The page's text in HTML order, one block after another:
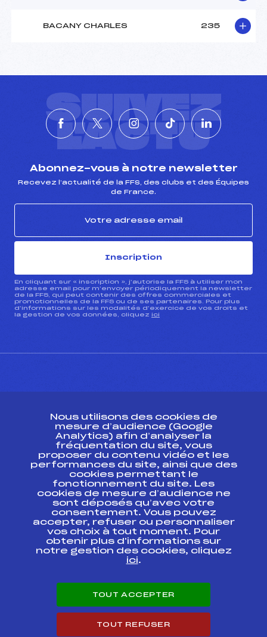
BACANY CHARLES 235
SUIVEZ
L'ACTU
Abonnez-vous à notre newsletter
Recevez l’actualité de la FFS, des clubs et des Équipes
de France.
Inscription
En cliquant sur « inscription », j’autorise la FFS à utiliser mon
adresse email pour m’envoyer périodiquement la newsletter
de la FFS, qui peut contenir des offres commerciales et
promotionnelles de la FFS ou de ses partenaires. Pour plus
d’informations sur les modalités d’exercice de vos droits et
la gestion de vos données, cliquez ici
Ressources
Pass’Neige
Projet sportif fédéral
Projet de performance fédéral
Antidopage
Pôle Développement, Formation, Suivi
Scientifique
Listes ministérielles
Pôle vie de l’athlète
Enseignement professionnel
Carrières
Nous utilisons des cookies de
mesure d’audience (Google
Analytics) afin d’analyser la
fréquentation du site, vous
proposer du contenu vidéo et les
performances du site, ainsi que des
cookies permettant le
fonctionnement du site. Les
cookies de mesure d’audience ne
sont déposés qu’avec votre
consentement. Vous pouvez
accepter, refuser ou personnaliser
vos choix à tout moment. Pour
obtenir plus d'informations sur
notre gestion des cookies, cliquez
ici.
TOUT ACCEPTER
TOUT REFUSER